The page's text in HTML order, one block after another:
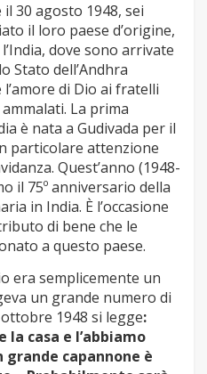
30 agosto 1948, sei
il loro paese d’origine,
dove sono arrivate
Stato dell’Andhra
di Dio ai fratelli
La prima
è nata a Gudivada per il
particolare attenzione
Quest’anno (1948-
il 75º anniversario della
in India. È l’occasione
di bene che le
a questo paese.
era semplicemente un
un grande numero di
1948 si legge:
la casa e l’abbiamo
capannone è